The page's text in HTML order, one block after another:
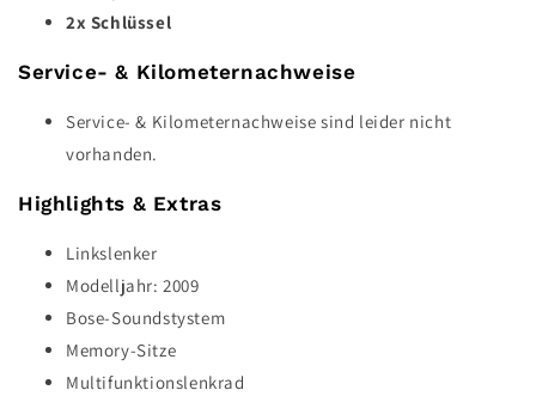
2x Schlüssel
Service- & Kilometernachweise
Service- & Kilometernachweise sind leider nicht
vorhanden.
Highlights & Extras
Linkslenker
Modelljahr: 2009
Bose-Soundstystem
Memory-Sitze
Multifunktionslenkrad